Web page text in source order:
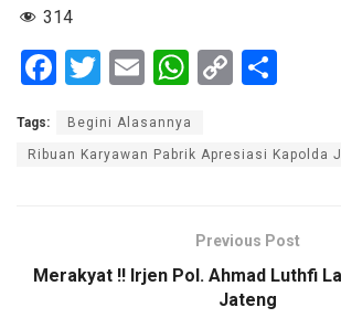
314
F
ce
b
k
T
tt
er
E
ail
W
at
s
p
p
C
py
Li
k
ar
e
Tags: Begini Alasannya
Ribuan Karyawan Pabrik Apresiasi Kapolda
Previous Post
Merakyat !! Irjen Pol. Ahmad Luthfi
Jateng